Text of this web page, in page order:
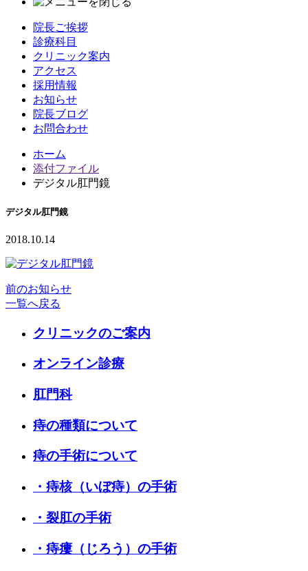
院長ご挨拶
診療科目
クリニック案内
アクセス
採用情報
お知らせ
院長ブログ
お問合わせ
ホーム
添付ファイル
デジタル肛門鏡
デジタル肛門鏡
2018.10.14
前のお知らせ
一覧へ戻る
クリニックのご案内
オンライン診療
肛門科
痔の種類について
痔の手術について
・痔核（いぼ痔）の手術
・裂肛の手術
・痔瘻（じろう）の手術